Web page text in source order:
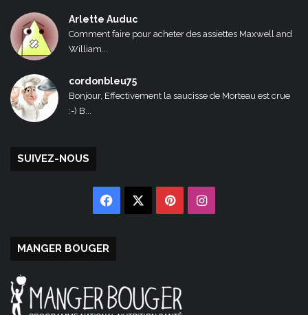
Arlette Auduc
Comment faire pour acheter des assiettes Maxwell and
William...
cordonbleu75
Bonjour, Effectivement la saucisse de Morteau est crue
:-) B...
SUIVEZ-NOUS
Facebook PinterestInstagram
MANGER BOUGER